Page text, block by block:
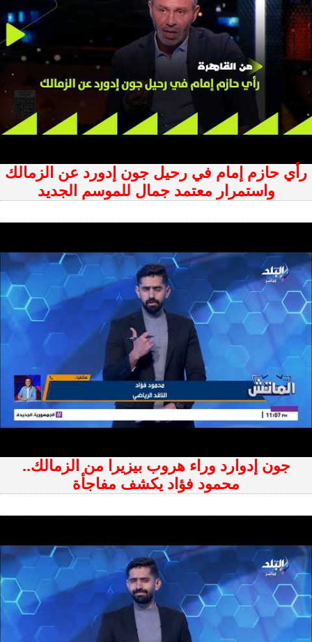
رأي حازم إمام في رحيل جون إدورد عن الزمالك
واستمرار معتمد جمال للموسم الجديد
جون إدوارد وراء هروب بيزيرا من الزمالك..
محمود فؤاد يكشف مفاجأة